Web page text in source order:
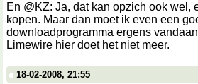
En @KZ: Ja, dat kan opzich ook wel,
kopen. Maar dan moet ik even een
downloadprogramma ergens
Limewire hier doet het niet meer.
18-02-2008, 21:55